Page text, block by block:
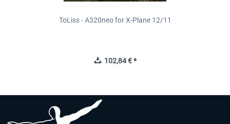
ToLiss - A320neo for X-Plane 12/11
102,84 € *